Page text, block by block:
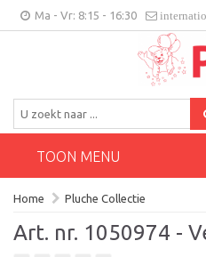
Ma - Vr: 8:15 - 16:30
TOON MENU
Home Pluche Collectie
Art. nr. 1050974 -